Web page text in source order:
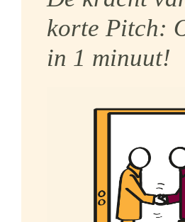
korte Pitch:
in 1 minuut!